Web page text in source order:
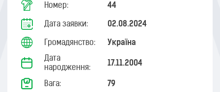
Номер: 44
Дата заявки: 02.08.2024
Громадянство: Україна
Дата
народження:
17.11.2004
Вага: 79